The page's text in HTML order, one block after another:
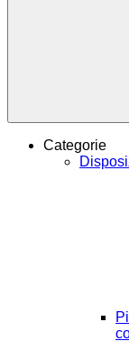
Categorie